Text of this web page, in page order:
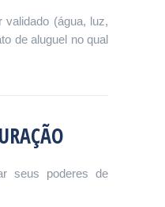
(água, luz,
de aluguel no qual
seus poderes de